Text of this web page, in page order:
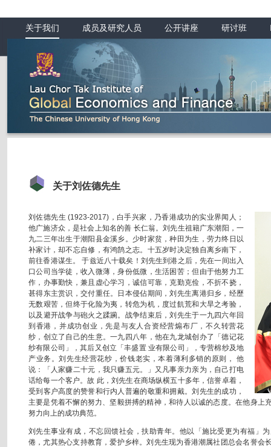
关于我们 成员及研究人员 公开讲座 研讨班
关于刘佐德先生
刘佐德先生 (1923-2017)，白手兴家，乃香港成功的实业界闻人；
他广施济众，是社会上知名的善 长仁翁。刘先生祖籍广东潮阳，一
九二三年出生于潮阳县金溪乡。少时家贫，种田为生，劳力终日以
补家计，却不忘自修，有鸿鹄之志。十五岁时决定独自离乡南下，
前往香港谋生。 于兹近八十载矣！刘先生到港之后，先在一间出入
口公司当学徒，收入微薄，身份低微，生活困苦；但由于他努力工
作，办事勤快，兼且虚心学习，诚信可靠，克勤克俭，不折不挠，
甚得东主赏识，交付重任。日本侵佔期间，刘先生离港归乡，经歷
无数艰苦，但终于化险为夷，转危为机，度过飢荒和大旱之考验，
以及避开战争与砲火之蹂躏。战争结束后，刘先生于一九四六年回
到香港，并成功创业，先是与友人合资经营煽布厂，不久转营花
纱，创立了自己的生意。一九四八年，他在九龙城创办了「德记花
纱有限公司」，其后又创立「丰盛置 业有限公司」，专营棉纱及地
产业务。刘先生经营花纱，价钱老实，本着薄利多销的原则， 他
说：「人家赚二十元，我只赚五元。」又凡事亲力亲为，自己打电
话给每一个客户。故 此，刘先生在商场纵横五十多年，信誉卓着，
受到客户高度的赞誉和行内人普遍的敬重和拥戴。刘先生的成功，
主要是凭着不懈的努力、坚毅拼搏的精神，和待人以诚的态度。在他身上
努力向上的成功典范。
刘先生事业有成，不忘回馈社会，扶助青年。他以「施比受更为有福」
倦，尤其热心支持教育，爱护乡梓。刘先生现为香港潮属社团总会名誉会